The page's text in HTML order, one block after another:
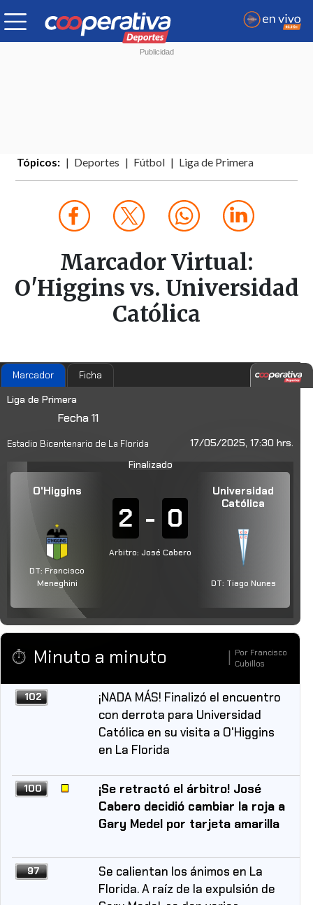
Tópicos: Deportes Fútbol Liga de Primera
Marcador Virtual:
O'Higgins vs. Universidad
Católica
Marcador Ficha
Liga de Primera
Fecha 11
Estadio Bicentenario de La Florida 17/05/2025, 17:30 hrs.
O'Higgins
DT: Francisco
Meneghini
Finalizado
2 - 0
Arbitro: José Cabero
Universidad
Católica
DT: Tiago Nunes
⏱️ Minuto a minuto Por Francisco
Cubillos
102
¡NADA MÁS! Finalizó el encuentro
con derrota para Universidad
Católica en su visita a O'Higgins
en La Florida
100
¡Se retractó el árbitro! José
Cabero decidió cambiar la roja a
Gary Medel por tarjeta amarilla
97
Se calientan los ánimos en La
Florida. A raíz de la expulsión de